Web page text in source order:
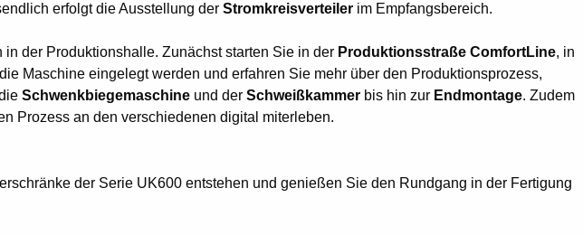
erfolgt die Ausstellung der Stromkreisverteiler im Empfangsbereich.
der Produktionshalle. Zunächst starten Sie in der Produktionsstraße ComfortLine, in
Maschine eingelegt werden und erfahren Sie mehr über den Produktionsprozess,
Schwenkbiegemaschine und der Schweißkammer bis hin zur Endmontage. Zudem
Prozess an den verschiedenen digital miterleben.
der Serie UK600 entstehen und genießen Sie den Rundgang in der Fertigung